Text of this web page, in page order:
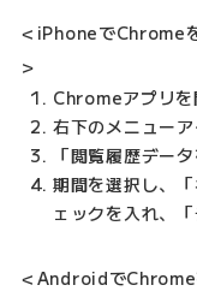
＜iPhoneでChrome
＞
Chromeアプリを
右下のメニュー
「閲覧履歴デー
期間を選択し、
ェックを入れ、
＜AndroidでChrome